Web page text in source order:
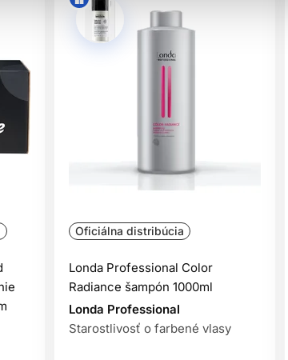
(najmä pri korienkoch) zmiešajte v pomere 1:2 s
farebných výsledkov môžete docieliť už
odrastmi. Aplikujte len na prírodné vlasy v
opláchnite
Treatment. Nechajte pôsobiť 5-10 min, a
Oficiálna distribúcia
Londa Professional Color
Radiance šampón 1000ml
Londa Professional
Starostlivosť o farbené vlasy